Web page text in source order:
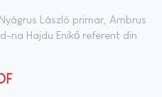
László primar, Ambrus
na Hajdu Enikő referent din